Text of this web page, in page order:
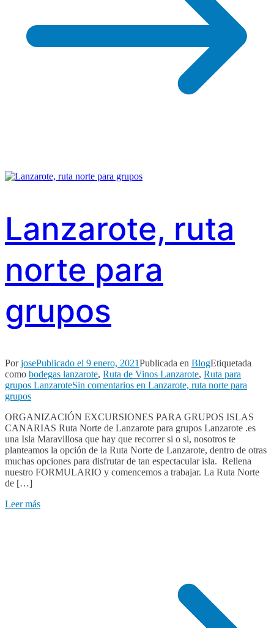
Lanzarote, ruta
norte para
grupos
PorjosePublicado el 9 enero, 2021Publicada en BlogEtiquetada
como bodegas lanzarote, Ruta de Vinos Lanzarote, Ruta para
grupos LanzaroteSin comentarios en Lanzarote, ruta norte para
grupos
ORGANIZACIÓN EXCURSIONES PARA GRUPOS ISLAS
CANARIAS Ruta Norte de Lanzarote para grupos Lanzarote .es
una Isla Maravillosa que hay que recorrer si o si, nosotros te
planteamos la opción de la Ruta Norte de Lanzarote, dentro de otras
muchas opciones para disfrutar de tan espectacular isla. Rellena
nuestro FORMULARIO y comencemos a trabajar. La Ruta Norte
de […]
Leer más